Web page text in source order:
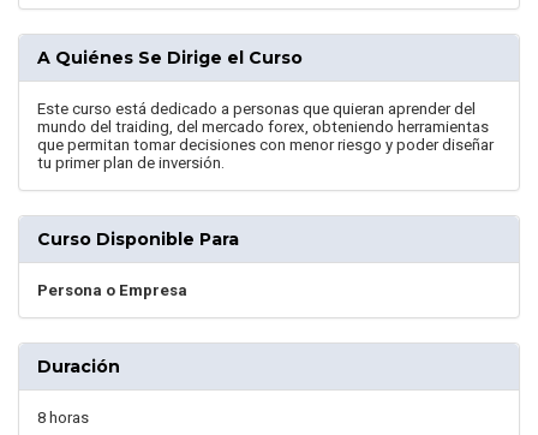
A Quiénes Se Dirige el Curso
Este curso está dedicado a personas que quieran aprender del
mundo del traiding, del mercado forex, obteniendo herramientas
que permitan tomar decisiones con menor riesgo y poder diseñar
tu primer plan de inversión.
Curso Disponible Para
Persona o Empresa
Duración
8 horas